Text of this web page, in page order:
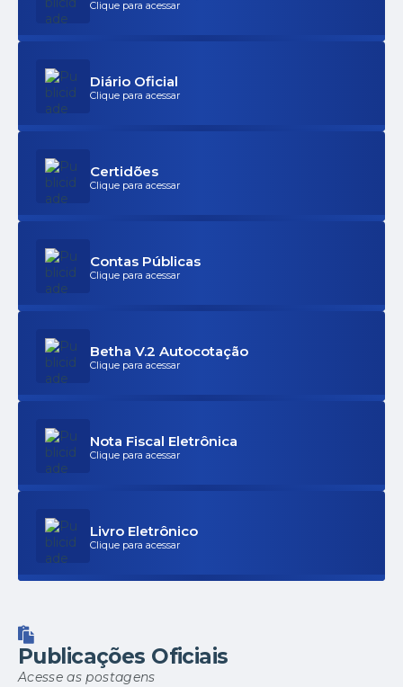
Clique para acessar
Diário Oficial
Clique para acessar
Certidões
Clique para acessar
Contas Públicas
Clique para acessar
Betha V.2 Autocotação
Clique para acessar
Nota Fiscal Eletrônica
Clique para acessar
Livro Eletrônico
Clique para acessar
Publicações Oficiais
Acesse as postagens